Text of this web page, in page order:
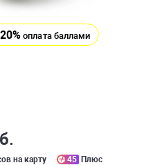
20% оплата баллами
на карту 45 Плюс